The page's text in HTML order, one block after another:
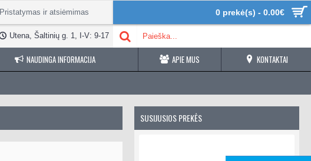
Pristatymas ir atsiėmimas 0 prekė(s) - 0.00€
Utena, Šaltinių g. 1, I-V: 9-17
NAUDINGA INFORMACIJA APIE MUS KONTAKTAI
SUSIJUSIOS PREKĖS